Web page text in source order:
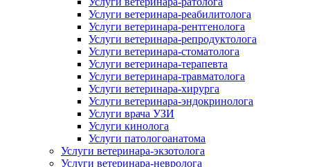
Услуги ветеринара-реабилитолога
Услуги ветеринара-рентгенолога
Услуги ветеринара-репродуктолога
Услуги ветеринара-стоматолога
Услуги ветеринара-терапевта
Услуги ветеринара-травматолога
Услуги ветеринара-хирурга
Услуги ветеринара-эндокринолога
Услуги врача УЗИ
Услуги кинолога
Услуги патологоанатома
Услуги ветеринара-экзотолога
Услуги ветеринара-невролога